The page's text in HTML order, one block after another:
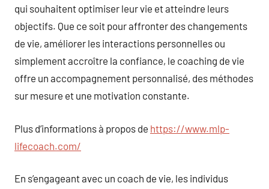
qui souhaitent optimiser leur vie et atteindre leurs
objectifs. Que ce soit pour affronter des changements
de vie, améliorer les interactions personnelles ou
simplement accroître la confiance, le coaching de vie
offre un accompagnement personnalisé, des méthodes
sur mesure et une motivation constante.
Plus d’informations à propos de https://www.mlp-
lifecoach.com/
En s’engageant avec un coach de vie, les individus